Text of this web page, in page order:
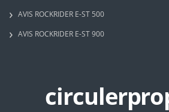
AVIS ROCKRIDER E-ST 500
AVIS ROCKRIDER E-ST 900